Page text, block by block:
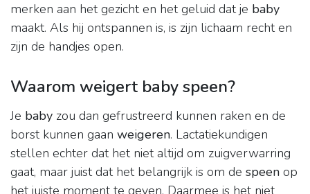
merken aan het gezicht en het geluid dat je baby
maakt. Als hij ontspannen is, is zijn lichaam recht en
zijn de handjes open.
Waarom weigert baby speen?
Je baby zou dan gefrustreerd kunnen raken en de
borst kunnen gaan weigeren. Lactatiekundigen
stellen echter dat het niet altijd om zuigverwarring
gaat, maar juist dat het belangrijk is om de speen op
het juiste moment te geven. Daarmee is het niet